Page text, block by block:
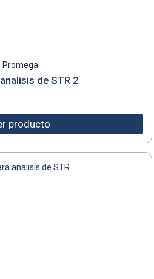
Promega
de STR 2
producto